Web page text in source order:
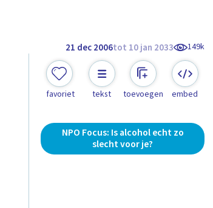
21 dec 2006tot 10 jan 2033 149k
favoriet tekst toevoegen embed
NPO Focus: Is alcohol echt zo
slecht voor je?